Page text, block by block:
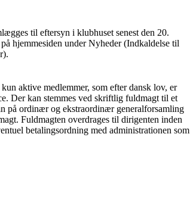
til eftersyn i klubhuset senest den 20.
hjemmesiden under Nyheder (Indkaldelse til
aktive medlemmer, som efter dansk lov, er
Der kan stemmes ved skriftlig fuldmagt til et
på ordinær og ekstraordinær generalforsamling
Fuldmagten overdrages til dirigenten inden
betalingsordning med administrationen som